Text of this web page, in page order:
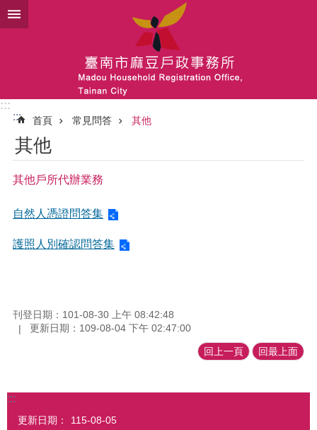
跳到主要內容區塊
:::
:::
首頁 常見問答 其他
其他
其他戶所代辦業務
自然人憑證問答集
護照人別確認問答集
刊登日期：101-08-30 上午 08:42:48
更新日期：109-08-04 下午 02:47:00
回上一頁 回最上面
:::
更新日期：
115-08-05